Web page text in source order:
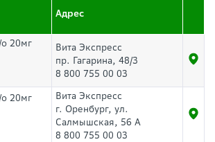
Адрес
о 20мг
Вита Экспресс
пр. Гагарина, 48/3
8 800 755 00 03
о 20мг
Вита Экспресс
г. Оренбург, ул.
Салмышская, 56 А
8 800 755 00 03